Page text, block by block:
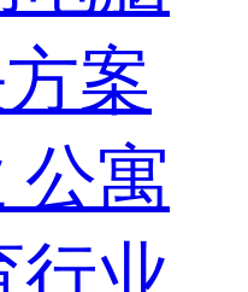
案
公寓
行业